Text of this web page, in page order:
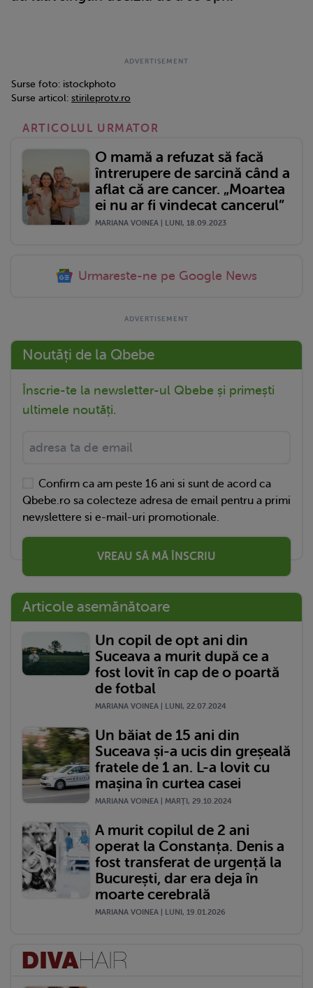
Surse foto: istockphoto
Surse articol: stirileprotv.ro
ARTICOLUL URMATOR
O mamă a refuzat să facă
întrerupere de sarcină când a
aflat că are cancer. „Moartea
ei nu ar fi vindecat cancerul”
MARIANA VOINEA | LUNI, 18.09.2023
Urmareste-ne pe Google News
Noutăți de la Qbebe
Înscrie-te la newsletter-ul Qbebe și primești
ultimele noutăți.
Confirm ca am peste 16 ani si sunt de acord ca
Qbebe.ro sa colecteze adresa de email pentru a primi
newslettere si e-mail-uri promotionale.
VREAU SĂ MĂ ÎNSCRIU
Articole asemănătoare
Un copil de opt ani din
Suceava a murit după ce a
fost lovit în cap de o poartă
de fotbal
MARIANA VOINEA | LUNI, 22.07.2024
Un băiat de 15 ani din
Suceava și-a ucis din greșeală
fratele de 1 an. L-a lovit cu
mașina în curtea casei
MARIANA VOINEA | MARŢI, 29.10.2024
A murit copilul de 2 ani
operat la Constanța. Denis a
fost transferat de urgență la
București, dar era deja în
moarte cerebrală
MARIANA VOINEA | LUNI, 19.01.2026